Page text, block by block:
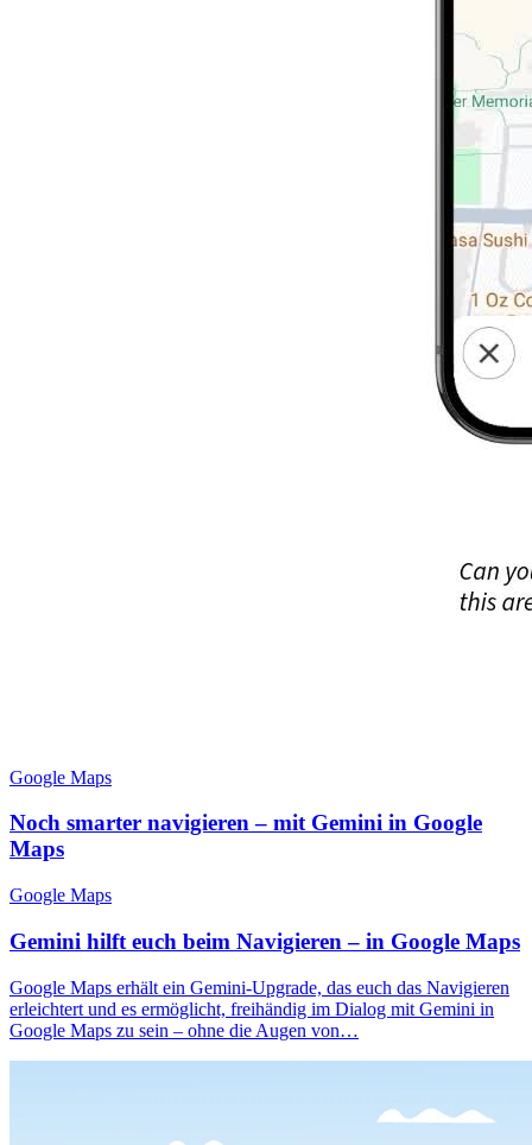
Google Maps
Noch smarter navigieren – mit Gemini in Google
Maps
Google Maps
Gemini hilft euch beim Navigieren – in Google Maps
Google Maps erhält ein Gemini-Upgrade, das euch das Navigieren
erleichtert und es ermöglicht, freihändig im Dialog mit Gemini in
Google Maps zu sein – ohne die Augen von…